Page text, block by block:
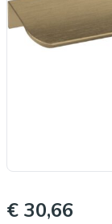
€ 30,66